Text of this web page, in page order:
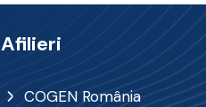
Afilieri
COGEN România